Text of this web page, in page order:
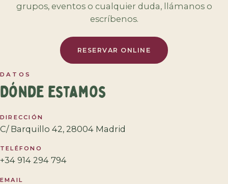
grupos, eventos o cualquier duda, llámanos o
escríbenos.
RESERVAR ONLINE
DATOS
Dónde estamos
DIRECCIÓN
C/ Barquillo 42, 28004 Madrid
TELÉFONO
+34 914 294 794
EMAIL